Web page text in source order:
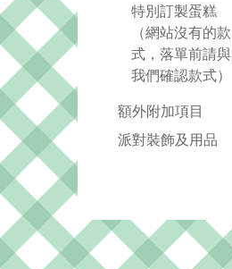
特別訂製蛋糕
（網站沒有的款
式，落單前請與
我們確認款式）
額外附加項目
派對裝飾及用品